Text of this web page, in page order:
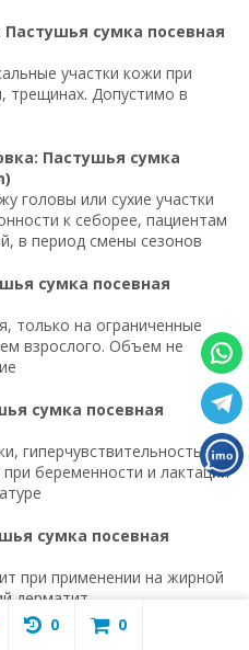
сумка посевная
участки кожи при
трещинах. Допустимо в
Пастушья сумка
головы или сухие участки
к себорее, пациентам
в период смены сезонов
сумка посевная
только на ограниченные
взрослого. Объем не
сумка посевная
гиперчувствительность.
беременности и лактации
сумка посевная
при применении на жирной
дерматит
пациента:
0 0